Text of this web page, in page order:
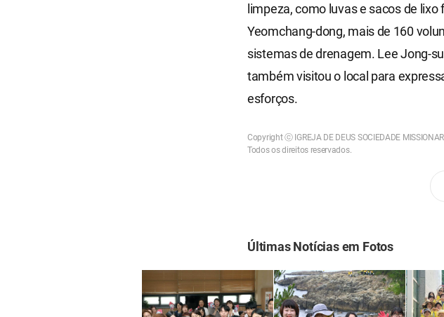
limpeza, como luvas e sacos de
Yeomchang-dong, mais de 160
sistemas de drenagem. Lee Jong-
também visitou o local para
esforços.
Copyright ⓒ IGREJA DE DEUS SOCIEDADE
Todos os direitos reservados.
Últimas Notícias em Fotos